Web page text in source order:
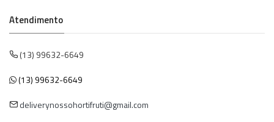
Atendimento
(13) 99632-6649
(13) 99632-6649
deliverynossohortifruti@gmail.com